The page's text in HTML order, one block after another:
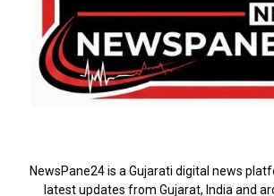
NewsPane24 is a Gujarati digital news
latest updates from Gujarat, India and